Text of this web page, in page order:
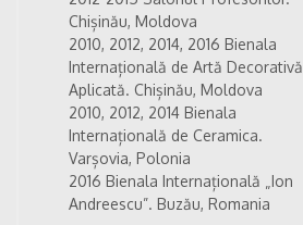
Chișinău, Moldova
2010, 2012, 2014, 2016 Bienala
Internațională de Artă Decorativă
Aplicată. Chișinău, Moldova
2010, 2012, 2014 Bienala
Internațională de Ceramica.
Varșovia, Polonia
2016 Bienala Internațională „Ion
Andreescu”. Buzău, Romania